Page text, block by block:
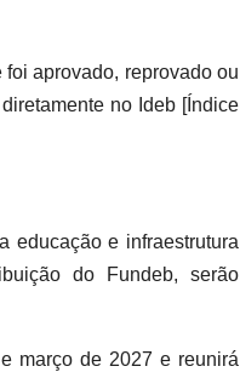
aprovado, reprovado ou
no Ideb [Índice
educação e infraestrutura
do Fundeb, serão
março de 2027 e reunirá